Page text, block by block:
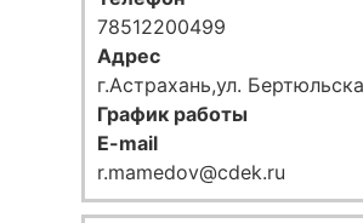
78512200499
Адрес
г.Астрахань,ул.
График работы
E-mail
r.mamedov@cdek.ru